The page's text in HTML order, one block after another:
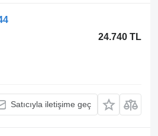
24.740 TL
Satıcıyla iletişime geç